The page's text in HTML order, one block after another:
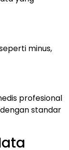
minus,
profesional
standar